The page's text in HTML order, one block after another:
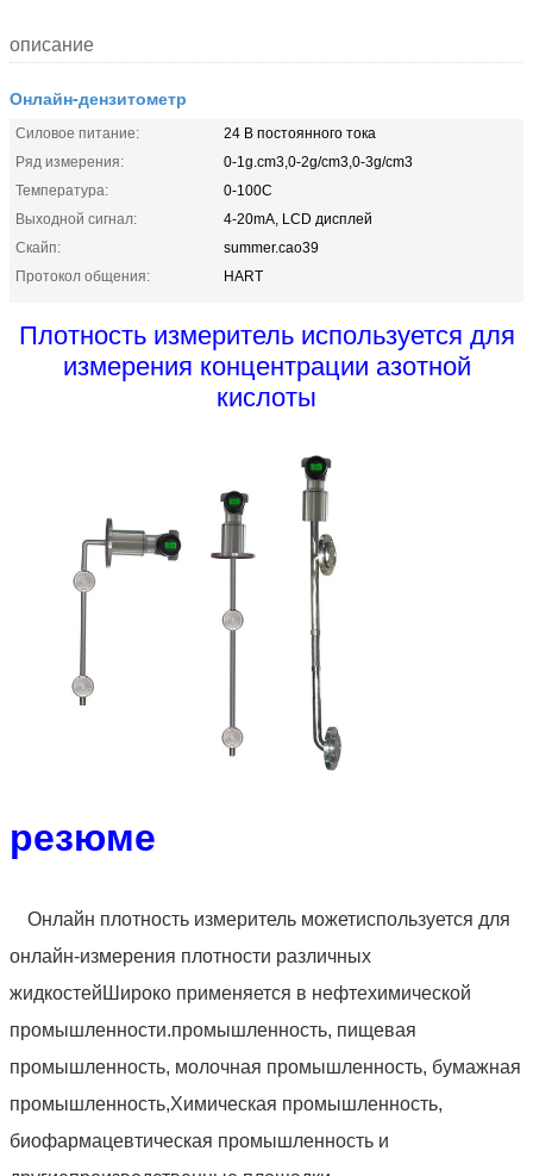
описание
Онлайн-дензитометр
Силовое питание:
24 В постоянного тока
Ряд измерения:
0-1g.cm3,0-2g/cm3,0-3g/cm3
Температура:
0-100C
Выходной сигнал:
4-20mA, LCD дисплей
Скайп:
summer.cao39
Протокол общения:
HART
Плотность измеритель используется для
измерения концентрации азотной
кислоты
резюме
Онлайн плотность измеритель можетиспользуется для
онлайн-измерения плотности различных
жидкостей Широко применяется в нефтехимической
промышленности.промышленность, пищевая
промышленность, молочная промышленность, бумажная
промышленность,Химическая промышленность,
биофармацевтическая промышленность и